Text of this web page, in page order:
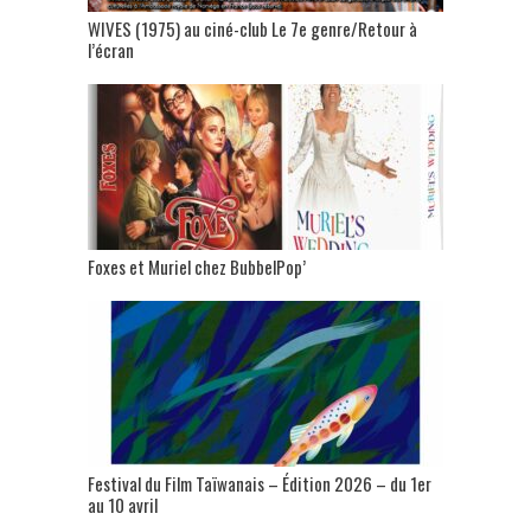
WIVES (1975) au ciné-club Le 7e genre/Retour à
l’écran
Foxes et Muriel chez BubbelPop’
Festival du Film Taïwanais – Édition 2026 – du 1er
au 10 avril